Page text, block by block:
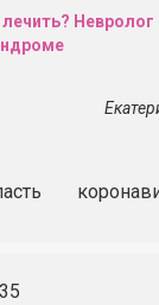
лечить?